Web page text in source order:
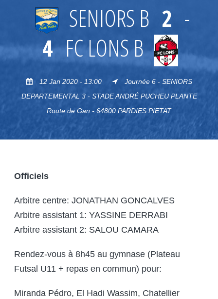
SENIORS B 2 -
4 FC LONS B
12 Jan 2020 - 13:00
Journée 6 - SENIORS
DEPARTEMENTAL 3 - STADE ANDRÉ PUCHEU PLANTE
Route de Gan - 64800 PARDIES PIETAT
Officiels
Arbitre centre: JONATHAN GONCALVES
Arbitre assistant 1: YASSINE DERRABI
Arbitre assistant 2: SALOU CAMARA
Rendez-vous à 8h45 au gymnase (Plateau
Futsal U11 + repas en commun) pour:
Miranda Pédro, El Hadi Wassim, Chatellier